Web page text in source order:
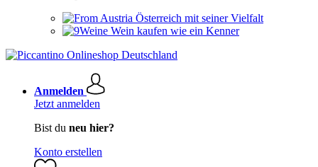
Österreich mit seiner Vielfalt
Wein kaufen wie ein Kenner
Anmelden
Jetzt anmelden
Bist du neu hier?
Konto erstellen